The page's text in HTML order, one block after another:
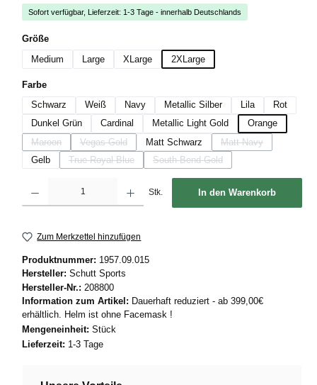
Sofort verfügbar, Lieferzeit: 1-3 Tage - innerhalb Deutschlands
Größeauswählen
Medium
Large XLarge 2XLarge
Farbeauswählen
Schwarz
Weiß Navy Metallic Silber Lila
Rot
Dunkel Grün
Cardinal Metallic Light Gold
Orange
Maroon
(Diese Option ist zurzeit nicht verfügbar.)
Vegas Gold
(Diese Option ist zurzeit nicht verfügbar.)
Matt Schwarz Matt Navy
(Diese Option ist
Gelb True Royal Blue
(Diese Option ist zurzeit nicht verfügbar.)
South Bend Gold
(Diese Option ist zurzeit nicht
Stk. In den Warenkorb
Zum Merkzettel hinzufügen
Produktnummer: 1957.09.015
Hersteller: Schutt Sports
Hersteller-Nr.: 208800
Information zum Artikel: Dauerhaft reduziert - ab 399,00€
erhältlich. Helm ist ohne Facemask !
Mengeneinheit: Stück
Lieferzeit: 1-3 Tage